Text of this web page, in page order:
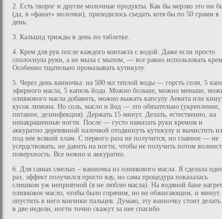
2. Есть творог и другие молочные продукты. Как бы мерзко это ни
(да, я «фанат» молочки), приходилось съедать хотя бы по 50 грамм в
день.
3. Кальцид трижды в день по таблетке.
4. Крем для рук после каждого контакта с водой. Даже если просто
сполоснула руки, а не мыла с мылом, — все равно использовать
Особенно тщательно промазывать кутикулу.
5. Через день ванночка: на 500 мл теплой воды — горсть соли, 5
эфирного масла, 5 капель йода. Можно больше, можно меньше,
оливкового масла добавить, можно выжать капсулу Аевита или
кусок лимона. Но соль, масло и йод — это обязательно (укрепление,
питание, дезинфекция). Держать 15 минут. Делать, естественно, на
ненакрашенные ногти. После — густо намазать руки кремом и
аккуратно деревянной палочкой отодвинуть кутикулу и вычистить
под нее всякий хлам. С первого раза не получится, но главное — не
усердствовать, не давить на ногти, чтобы не получить потом
поверхность. Все нежно и аккуратно.
6. Для самых смелых – ванночка из оливкового масла. Я сделала
раз, эффект получился просто вау, но сама процедура показалась
слишком уж неприятной (я не люблю масла). На водяной бане
оливковое масло, чтобы было горячим, но не обжигающим, и минут
опустить в него кончики пальцев. Думаю, эту ванночку стоит делать
в две недели, ногти точно скажут за нее спасибо.